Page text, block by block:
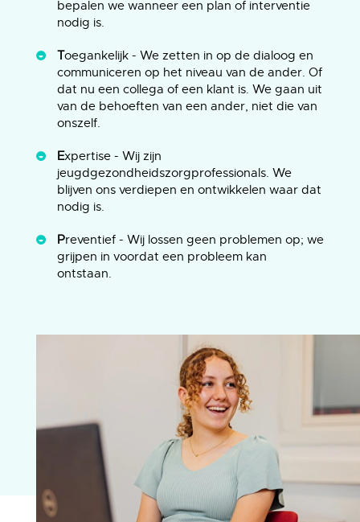
bepalen we wanneer een plan of interventie
nodig is.
Toegankelijk - We zetten in op de dialoog en
communiceren op het niveau van de ander. Of
dat nu een collega of een klant is. We gaan uit
van de behoeften van een ander, niet die van
onszelf.
Expertise - Wij zijn
jeugdgezondheidszorgprofessionals. We
blijven ons verdiepen en ontwikkelen waar dat
nodig is.
Preventief - Wij lossen geen problemen op; we
grijpen in voordat een probleem kan
ontstaan.